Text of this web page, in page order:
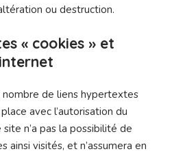
ou destruction.
« cookies » et
de liens hypertextes
avec l’autorisation du
n’a pas la possibilité de
ainsi visités, et n’assumera en